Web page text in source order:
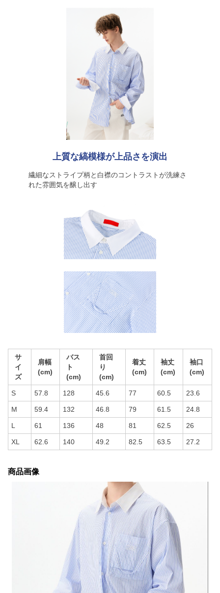
上質な縞模様が上品さを演出
繊細なストライプ柄と白襟のコントラストが洗練さ
れた雰囲気を醸し出す
サ
イ
ズ
肩幅
(cm)
バス
ト
(cm)
首回
り
(cm)
着丈
(cm)
袖丈
(cm)
袖口
(cm)
S 57.8 128 45.6 77 60.5 23.6
M 59.4 132 46.8 79 61.5 24.8
L 61 136 48 81 62.5 26
XL 62.6 140 49.2 82.5 63.5 27.2
商品画像